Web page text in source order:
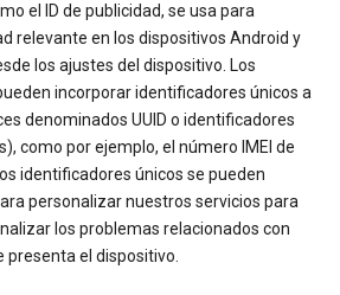
el ID de publicidad, se usa para
relevante en los dispositivos Android y
los ajustes del dispositivo. Los
incorporar identificadores únicos a
denominados UUID o identificadores
como por ejemplo, el número IMEI de
identificadores únicos se pueden
personalizar nuestros servicios para
los problemas relacionados con
presenta el dispositivo.